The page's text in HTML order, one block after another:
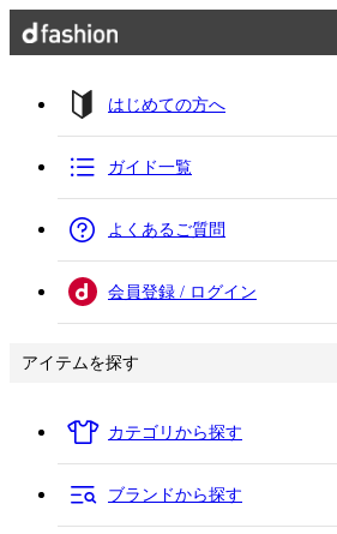
はじめての方へ
ガイド一覧
よくあるご質問
会員登録 / ログイン
アイテムを探す
カテゴリから探す
ブランドから探す